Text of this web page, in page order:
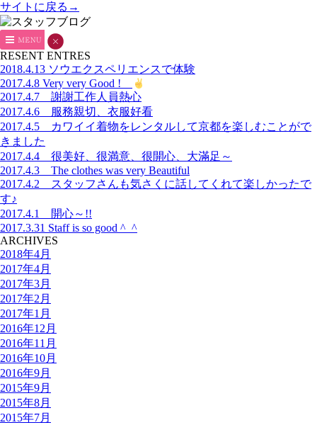
サイトに戻る→
RESENT ENTRES
2018.4.13 ソウエクスペリエンスで体験
2017.4.8 Very very Good !
2017.4.7 謝謝工作人員熱心
2017.4.6 服務親切、衣服好看
2017.4.5 カワイイ着物をレンタルして京都を楽しむことがで
きました
2017.4.4 很美好、很満意、很開心、大滿足～
2017.4.3 The clothes was very Beautiful
2017.4.2 スタッフさんも気さくに話してくれて楽しかったで
す♪
2017.4.1 開心～!!
2017.3.31 Staff is so good ^_^
ARCHIVES
2018年4月
2017年4月
2017年3月
2017年2月
2017年1月
2016年12月
2016年11月
2016年10月
2016年9月
2015年9月
2015年8月
2015年7月